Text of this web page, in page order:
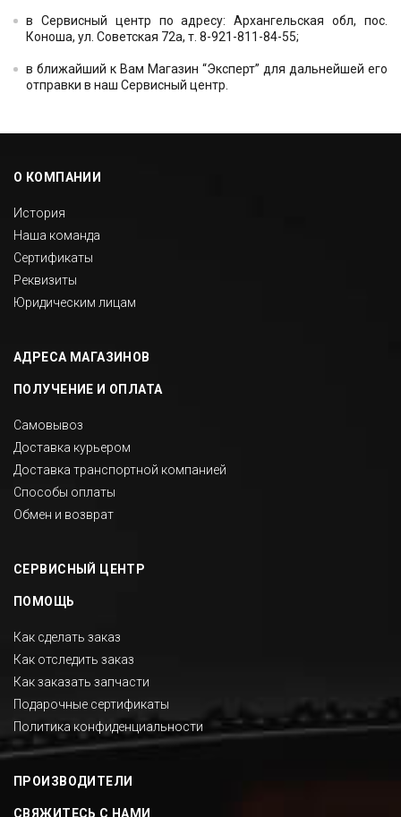
в Сервисный центр по адресу: Архангельская обл, пос.
Коноша, ул. Советская 72а, т. 8-921-811-84-55;
в ближайший к Вам Магазин “Эксперт” для дальнейшей его
отправки в наш Сервисный центр.
О КОМПАНИИ
История
Наша команда
Сертификаты
Реквизиты
Юридическим лицам
АДРЕСА МАГАЗИНОВ
ПОЛУЧЕНИЕ И ОПЛАТА
Самовывоз
Доставка курьером
Доставка транспортной компанией
Способы оплаты
Обмен и возврат
СЕРВИСНЫЙ ЦЕНТР
ПОМОЩЬ
Как сделать заказ
Как отследить заказ
Как заказать запчасти
Подарочные сертификаты
Политика конфиденциальности
ПРОИЗВОДИТЕЛИ
СВЯЖИТЕСЬ С НАМИ